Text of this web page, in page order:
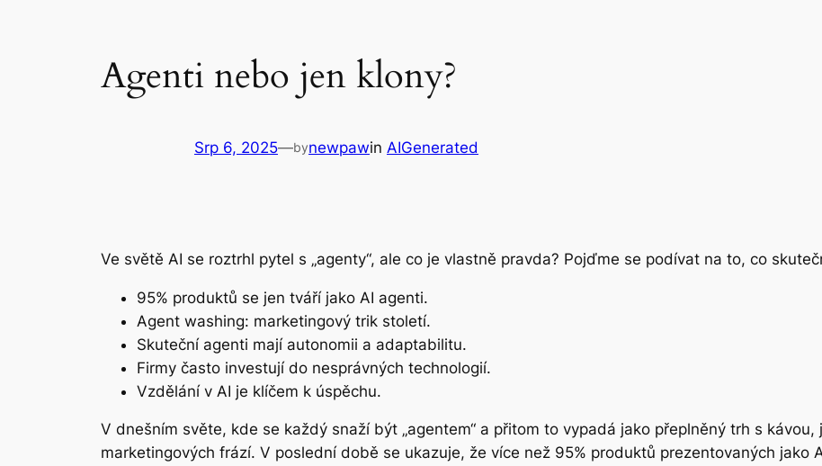
Agenti nebo jen klony?
Srp 6, 2025—bynewpawin AIGenerated
Ve světě AI se roztrhl pytel s „agenty“, ale co je vlastně pravda? Pojďme se podívat na to, co
95% produktů se jen tváří jako AI agenti.
Agent washing: marketingový trik století.
Skuteční agenti mají autonomii a adaptabilitu.
Firmy často investují do nesprávných technologií.
Vzdělání v AI je klíčem k úspěchu.
V dnešním světe, kde se každý snaží být „agentem“ a přitom to vypadá jako přeplněný trh s
marketingových frází. V poslední době se ukazuje, že více než 95% produktů prezentovaných jako